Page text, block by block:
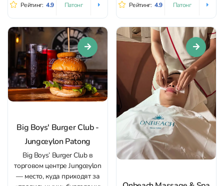
грибы и другие продукты 🍜
🍤 А потом дополняют
соусами на свой вкус. CQK
Hotpot – ресторан в
традиционном китайском
стиле🏮 Здесь...
Рейтинг: 4.9 Патонг
внимательно; даже при
плотной загрузке
принимают без записи.
Сильная сторона студии —
плетение и косы: делают
сложные варианты по фото,
работают быстро и с...
Рейтинг: 4.9 Патонг
Big Boys' Burger Club -
Jungceylon Patong
Big Boys’ Burger Club в
торговом центре Jungceylon
— место, куда приходят за